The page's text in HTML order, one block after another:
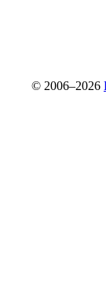
© 2006–2026